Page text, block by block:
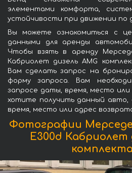
элементами комфорта,
устойчивости при движении по
Вы можете ознакомиться с
данными для аренды
Чтобы взять в аренду
Кабриолет дизель AMG
Вам сделать запрос на
форму запроса. Вам
запросе даты, время, место или
хотите получить данный авто,
время, место или адрес
Фотографии
Е300d Кабриолет